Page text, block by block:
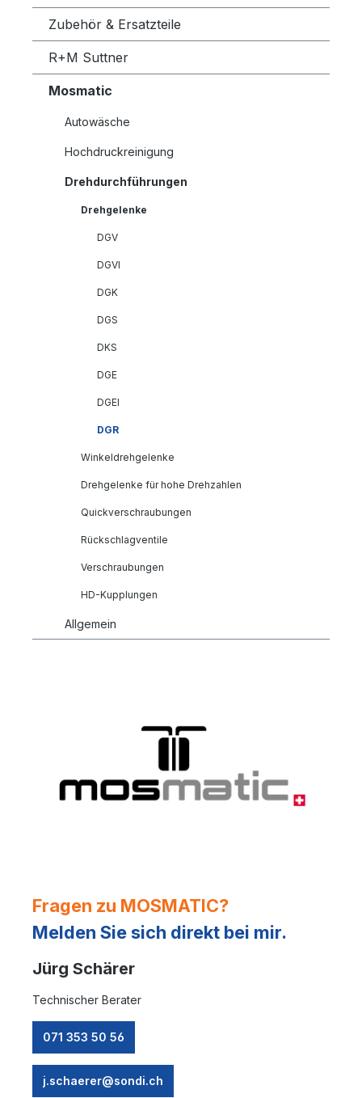
Zubehör & Ersatzteile
R+M Suttner
Mosmatic
Autowäsche
Hochdruckreinigung
Drehdurchführungen
Drehgelenke
DGV
DGVI
DGK
DGS
DKS
DGE
DGEI
DGR
Winkeldrehgelenke
Drehgelenke für hohe Drehzahlen
Quickverschraubungen
Rückschlagventile
Verschraubungen
HD-Kupplungen
Allgemein
Fragen zu MOSMATIC?
Melden Sie sich direkt bei mir.
Jürg Schärer
Technischer Berater
071 353 50 56
j.schaerer@sondi.ch